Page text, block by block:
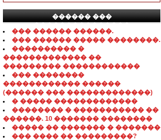
������ ���
���������������
��� ������ ������.
��� ������ ����� ��������.
���������� �
������������� ��
��������� ������������
��� ��������
������������ ������
(������ ��� �������������)
� ����� �������������
�������� � ����������� ��
������. 10 ������� ��������
����� �� ������� � �������
��� ���� �� ���������?